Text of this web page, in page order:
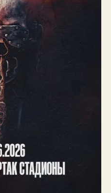
Погода в Алматы
26°